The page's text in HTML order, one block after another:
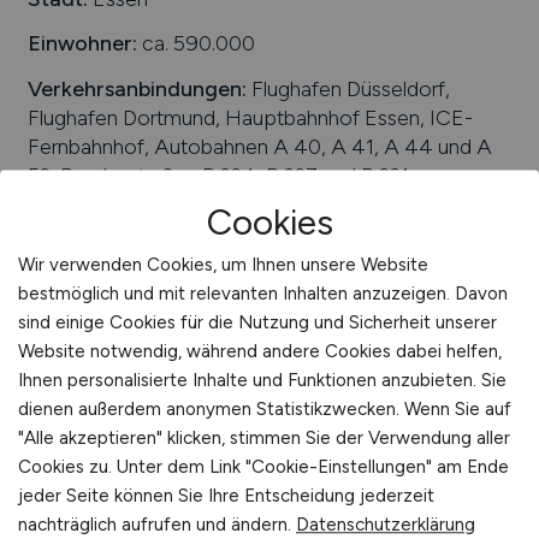
Sonstige
Einwohner: ca. 590.000
Verkehrsanbindungen: Flughafen Düsseldorf,
Flughafen Dortmund, Hauptbahnhof Essen, ICE-
Fernbahnhof, Autobahnen A 40, A 41, A 44 und A
52, Bundesstraßen B 224, B 227 und B 231
Arbeiten in der Nähe von Essen
Oberhausen, Hattingen, Ratingen, Ruhrgebiet,
Gladbeck, Heiligenhaus, Velbert, Rhein-Ruhr,
Bochum, Bottrop
Universitäten/Hochschulen:Universität Duisburg-
Essen, FOM Hochschule für Oekonomie und
Management
Beliebte Jobs inEssen /Branchen
Dienstleistungen,
Energiewirtschaft, Gesundheitswesen, Einzelhandel,
Cookies
Wir verwenden Cookies, um Ihnen unsere Website
bestmöglich und mit relevanten Inhalten anzuzeigen. Davon
sind einige Cookies für die Nutzung und Sicherheit unserer
Website notwendig, während andere Cookies dabei helfen,
Ihnen personalisierte Inhalte und Funktionen anzubieten. Sie
dienen außerdem anonymen Statistikzwecken. Wenn Sie auf
"Alle akzeptieren" klicken, stimmen Sie der Verwendung aller
Cookies zu. Unter dem Link "Cookie-Einstellungen" am Ende
jeder Seite können Sie Ihre Entscheidung jederzeit
nachträglich aufrufen und ändern. Datenschutzerklärung